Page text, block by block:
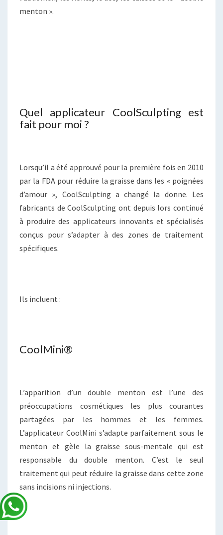
menton ».
Quel applicateur CoolSculpting est
fait pour moi ?
Lorsqu’il a été approuvé pour la première fois en 2010
par la FDA pour réduire la graisse dans les « poignées
d’amour », CoolSculpting a changé la donne. Les
fabricants de CoolSculpting ont depuis lors continué
à produire des applicateurs innovants et spécialisés
conçus pour s’adapter à des zones de traitement
spécifiques.
Ils incluent :
CoolMini®
L’apparition d’un double menton est l’une des
préoccupations cosmétiques les plus courantes
partagées par les hommes et les femmes.
L’applicateur CoolMini s’adapte parfaitement sous le
menton et gèle la graisse sous-mentale qui est
responsable du double menton. C’est le seul
traitement qui peut réduire la graisse dans cette zone
sans incisions ni injections.